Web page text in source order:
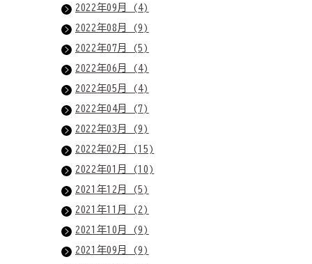
2022年09月 (4)
2022年08月 (9)
2022年07月 (5)
2022年06月 (4)
2022年05月 (4)
2022年04月 (7)
2022年03月 (9)
2022年02月 (15)
2022年01月 (10)
2021年12月 (5)
2021年11月 (2)
2021年10月 (9)
2021年09月 (9)